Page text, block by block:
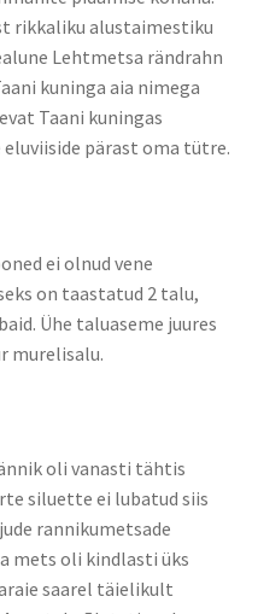
rikkaliku alustaimestiku
Lehtmetsa rändrahn
kuninga aia nimega
Taani kuningas
pärast oma tütre.
ei olnud vene
on taastatud 2 talu,
Ühe taluaseme juures
murelisalu.
oli vanasti tähtis
siluette ei lubatud siis
rannikumetsade
mets oli kindlasti üks
saarel täielikult